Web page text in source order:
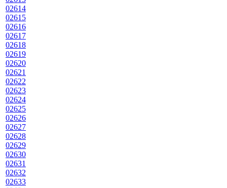
02614
02615
02616
02617
02618
02619
02620
02621
02622
02623
02624
02625
02626
02627
02628
02629
02630
02631
02632
02633